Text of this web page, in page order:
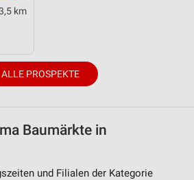
km
ALLE PROSPEKTE
Baumärkte in
und Filialen der Kategorie